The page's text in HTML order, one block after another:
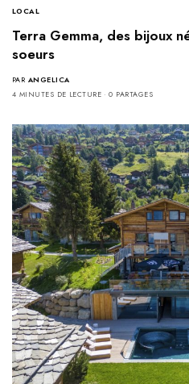
LOCAL
Terra Gemma, des bijoux
soeurs
PAR ANGELICA
4 MINUTES DE LECTURE
0 PARTAGES